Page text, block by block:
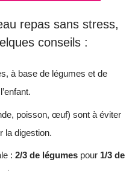
repas sans stress,
conseils :
à base de légumes et de
poisson, œuf) sont à éviter
la digestion.
: 2/3 de légumes pour 1/3 de